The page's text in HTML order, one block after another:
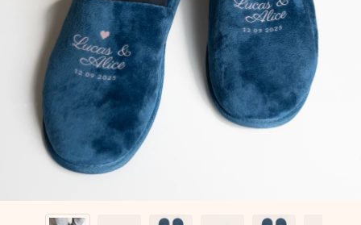
Carte de vœux gratuite
Créez quelque chose d’unique en quelques étapes – avec
son prénom, votre photo ou un message qui touche le cœur.
Sans complications, juste tout l’amour pour le moment idéal.